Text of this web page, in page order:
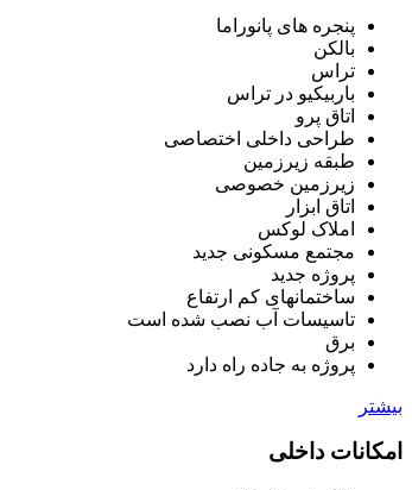
پنجره های پانوراما
بالکن
تراس
باربیکیو در تراس
اتاق پرو
طراحی داخلی اختصاصی
طبقه زیرزمین
زیرزمین خصوصی
اتاق ابزار
املاک لوکس
مجتمع مسکونی جدید
پروژه جدید
ساختمانهای کم ارتفاع
تاسیسات آب نصب شده است
برق
پروژه به جاده راه دارد
بیشتر
امکانات داخلی